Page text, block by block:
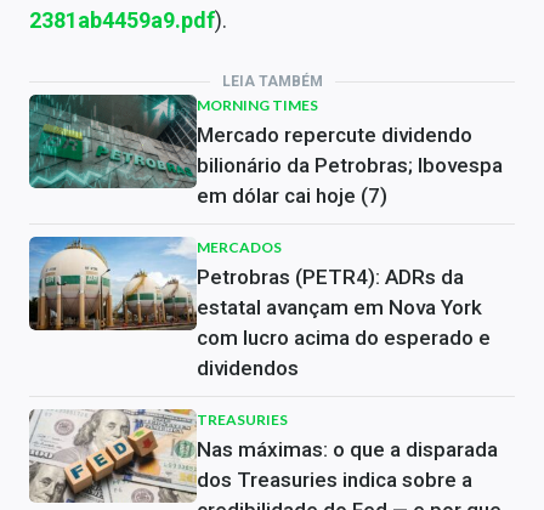
2381ab4459a9.pdf).
LEIA TAMBÉM
MORNING TIMES
Mercado repercute dividendo
bilionário da Petrobras; Ibovespa
em dólar cai hoje (7)
MERCADOS
Petrobras (PETR4): ADRs da
estatal avançam em Nova York
com lucro acima do esperado e
dividendos
TREASURIES
Nas máximas: o que a disparada
dos Treasuries indica sobre a